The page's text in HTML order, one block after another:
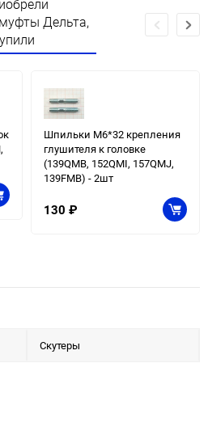
Дельта,
Шпильки М6*32 крепления
глушителя к головке
(139QMB, 152QMI, 157QMJ,
139FMB) - 2шт
130 ₽
Скутеры